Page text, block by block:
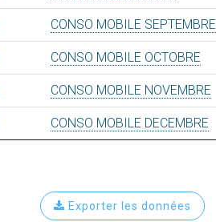
CONSO MOBILE SEPTEMBRE
CONSO MOBILE OCTOBRE
CONSO MOBILE NOVEMBRE
CONSO MOBILE DECEMBRE
Exporter les données